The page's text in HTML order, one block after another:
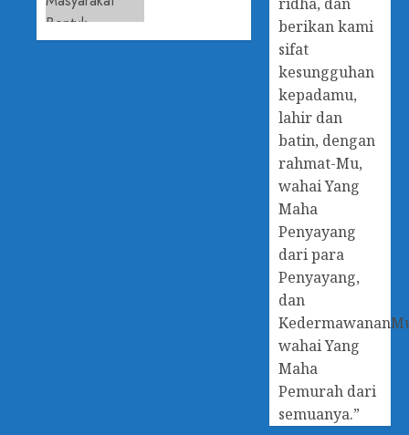
berikan kami
sifat
kesungguhan
kepadamu,
lahir dan
batin, dengan
rahmat-Mu,
wahai Yang
Maha
Penyayang
dari para
Penyayang,
dan
wahai Yang
Maha
Pemurah dari
semuanya.”